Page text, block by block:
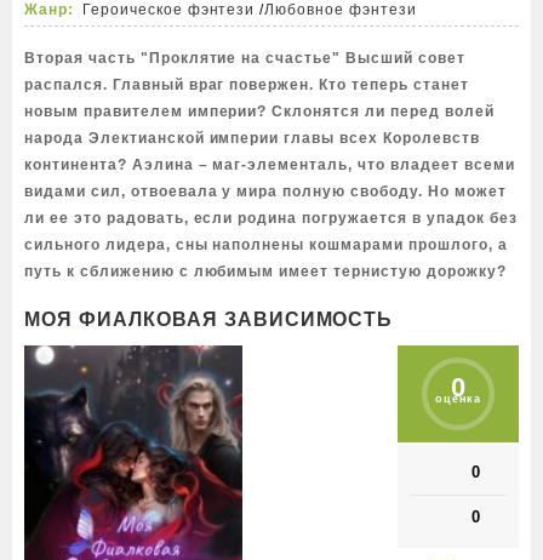
Жанр: Героическое фэнтези /Любовное фэнтези
Вторая часть "Проклятие на счастье" Высший совет
распался. Главный враг повержен. Кто теперь станет
новым правителем империи? Склонятся ли перед волей
народа Электианской империи главы всех Королевств
континента? Аэлина – маг-элементаль, что владеет всеми
видами сил, отвоевала у мира полную свободу. Но может
ли ее это радовать, если родина погружается в упадок без
сильного лидера, сны наполнены кошмарами прошлого, а
путь к сближению с любимым имеет тернистую дорожку?
МОЯ ФИАЛКОВАЯ ЗАВИСИМОСТЬ
0
оценка
0
0